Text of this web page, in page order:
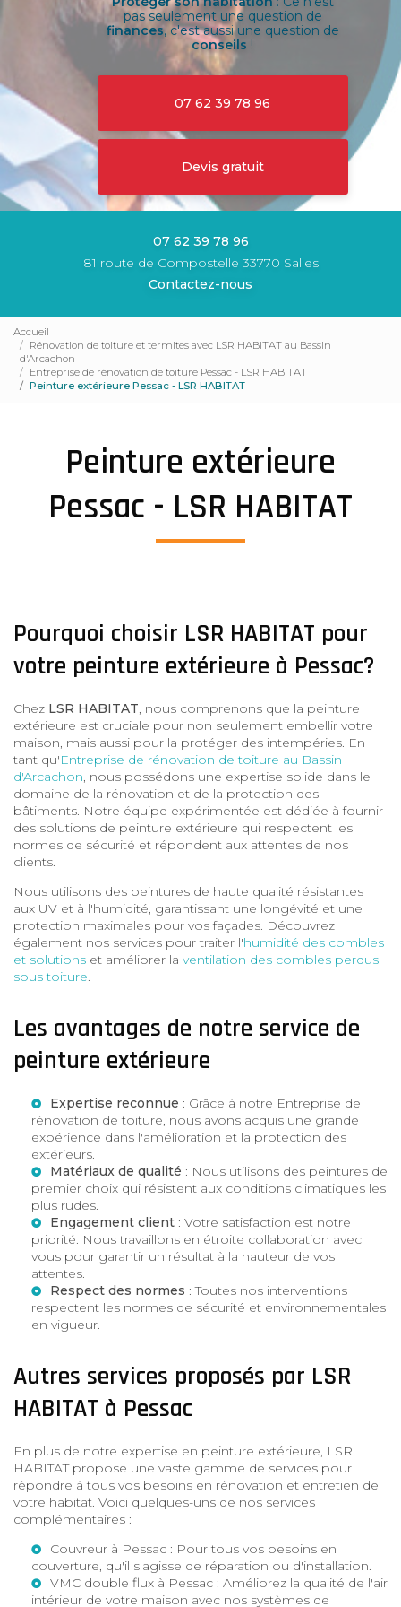
pas seulement une question de
finances, c'est aussi une question de
conseils !
07 62 39 78 96
Devis gratuit
07 62 39 78 96
81 route de Compostelle 33770 Salles
Contactez-nous
Accueil
Rénovation de toiture et termites avec LSR HABITAT au Bassin
d'Arcachon
Entreprise de rénovation de toiture Pessac - LSR HABITAT
Peinture extérieure Pessac - LSR HABITAT
Peinture extérieure
Pessac - LSR HABITAT
Pourquoi choisir LSR HABITAT pour
votre peinture extérieure à Pessac?
Chez LSR HABITAT, nous comprenons que la peinture
extérieure est cruciale pour non seulement embellir votre
maison, mais aussi pour la protéger des intempéries. En
tant qu'Entreprise de rénovation de toiture au Bassin
d'Arcachon, nous possédons une expertise solide dans le
domaine de la rénovation et de la protection des
bâtiments. Notre équipe expérimentée est dédiée à fournir
des solutions de peinture extérieure qui respectent les
normes de sécurité et répondent aux attentes de nos
clients.
Nous utilisons des peintures de haute qualité résistantes
aux UV et à l'humidité, garantissant une longévité et une
protection maximales pour vos façades. Découvrez
également nos services pour traiter l'humidité des combles
et solutions et améliorer la ventilation des combles perdus
sous toiture.
Les avantages de notre service de
peinture extérieure
Expertise reconnue : Grâce à notre Entreprise de
rénovation de toiture, nous avons acquis une grande
expérience dans l'amélioration et la protection des
extérieurs.
Matériaux de qualité : Nous utilisons des peintures de
premier choix qui résistent aux conditions climatiques les
plus rudes.
Engagement client : Votre satisfaction est notre
priorité. Nous travaillons en étroite collaboration avec
vous pour garantir un résultat à la hauteur de vos
attentes.
Respect des normes : Toutes nos interventions
respectent les normes de sécurité et environnementales
en vigueur.
Autres services proposés par LSR
HABITAT à Pessac
En plus de notre expertise en peinture extérieure, LSR
HABITAT propose une vaste gamme de services pour
répondre à tous vos besoins en rénovation et entretien de
votre habitat. Voici quelques-uns de nos services
complémentaires :
Couvreur à Pessac : Pour tous vos besoins en
couverture, qu'il s'agisse de réparation ou d'installation.
VMC double flux à Pessac : Améliorez la qualité de l'air
intérieur de votre maison avec nos systèmes de